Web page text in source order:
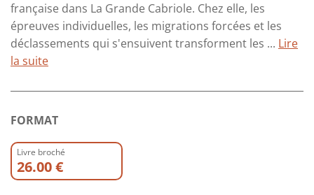
française dans La Grande Cabriole. Chez elle, les
épreuves individuelles, les migrations forcées et les
déclassements qui s'ensuivent transforment les ... Lire
la suite
FORMAT
Livre broché
26.00 €